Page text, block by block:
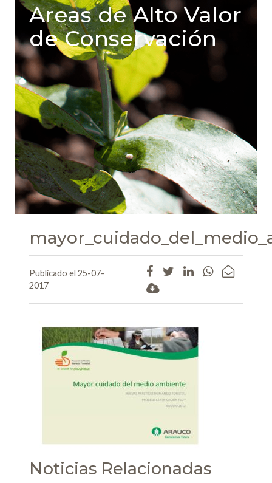
Areas de Alto Valor
de Conservación
Publicado el 25-07-
2017
Noticias Relacionadas